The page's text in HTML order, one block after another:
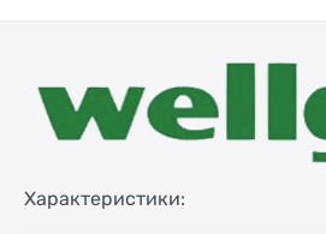
Характеристики: